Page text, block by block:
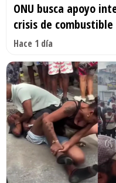
ONU busca apoyo
crisis de combustible
Hace 1 día